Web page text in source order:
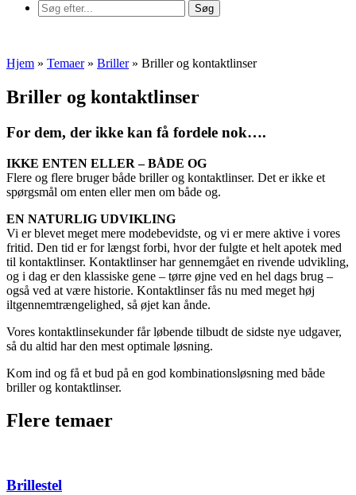
Hjem » Temaer» Briller» Briller og kontaktlinser
Briller og kontaktlinser
For dem, der ikke kan få fordele nok….
IKKE ENTEN ELLER – BÅDE OG
Flere og flere bruger både briller og kontaktlinser. Det er ikke et
spørgsmål om enten eller men om både og.
EN NATURLIG UDVIKLING
Vi er blevet meget mere modebevidste, og vi er mere aktive i vores
fritid. Den tid er for længst forbi, hvor der fulgte et helt apotek med
til kontaktlinser. Kontaktlinser har gennemgået en rivende udvikling,
og i dag er den klassiske gene – tørre øjne ved en hel dags brug –
også ved at være historie. Kontaktlinser fås nu med meget høj
iltgennemtrængelighed, så øjet kan ånde.
Vores kontaktlinsekunder får løbende tilbudt de sidste nye udgaver,
så du altid har den mest optimale løsning.
Kom ind og få et bud på en god kombinationsløsning med både
briller og kontaktlinser.
Flere temaer
Brillestel